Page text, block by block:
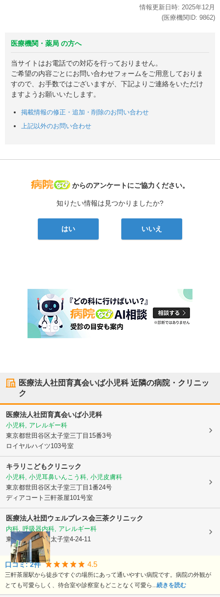
情報更新日時: 2025年12月
(医療機関ID: 9862)
医療機関・薬局 の方へ
当サイトはお電話での対応を行っておりません。
ご希望の内容ごとにお問い合わせフォームをご用意しておりま
すので、お手数ではございますが、下記よりご連絡をいただけ
ますようお願いいたします。
掲載情報の修正・追加・削除のお問い合わせ
上記以外のお問い合わせ
病院なび
からのアンケートにご協力ください。
知りたい情報は見つかりましたか?
はい いいえ
医療法人社団育真会いば小児科近隣の病院・クリニッ
ク
医療法人社団育真会いば小児科
小児科, アレルギー科
東京都世田谷区太子堂三丁目15番3号
ロイヤルハイツ103号室
キラリこどもクリニック
小児科, 小児耳鼻いんこう科, 小児皮膚科
東京都世田谷区太子堂三丁目1番24号
ディアコート三軒茶屋101号室
医療法人社団ウェルブレス会三茶クリニック
内科, 呼吸器内科, アレルギー科
東京都世田谷区太子堂4-24-11
口コミ:2件 4.5
三軒茶屋駅から徒歩ですぐの場所にあって通いやすい病院です。病院の外観が
とても可愛らしく、待合室や診察室もどことなく可愛ら...続きを読む